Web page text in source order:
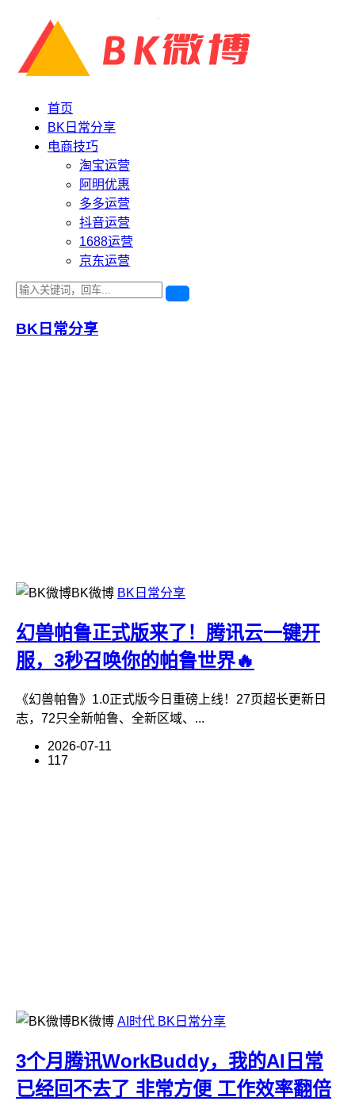
首页
BK日常分享
电商技巧
淘宝运营
阿明优惠
多多运营
抖音运营
1688运营
京东运营
BK日常分享
BK微博 BK日常分享
幻兽帕鲁正式版来了！腾讯云一键开
服，3秒召唤你的帕鲁世界🔥
《幻兽帕鲁》1.0正式版今日重磅上线！27页超长更新日
志，72只全新帕鲁、全新区域、...
2026-07-11
117
BK微博 AI时代 BK日常分享
3个月腾讯WorkBuddy，我的AI日常
已经回不去了 非常方便 工作效率翻倍